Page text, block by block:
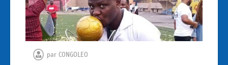
par CONGOLEO